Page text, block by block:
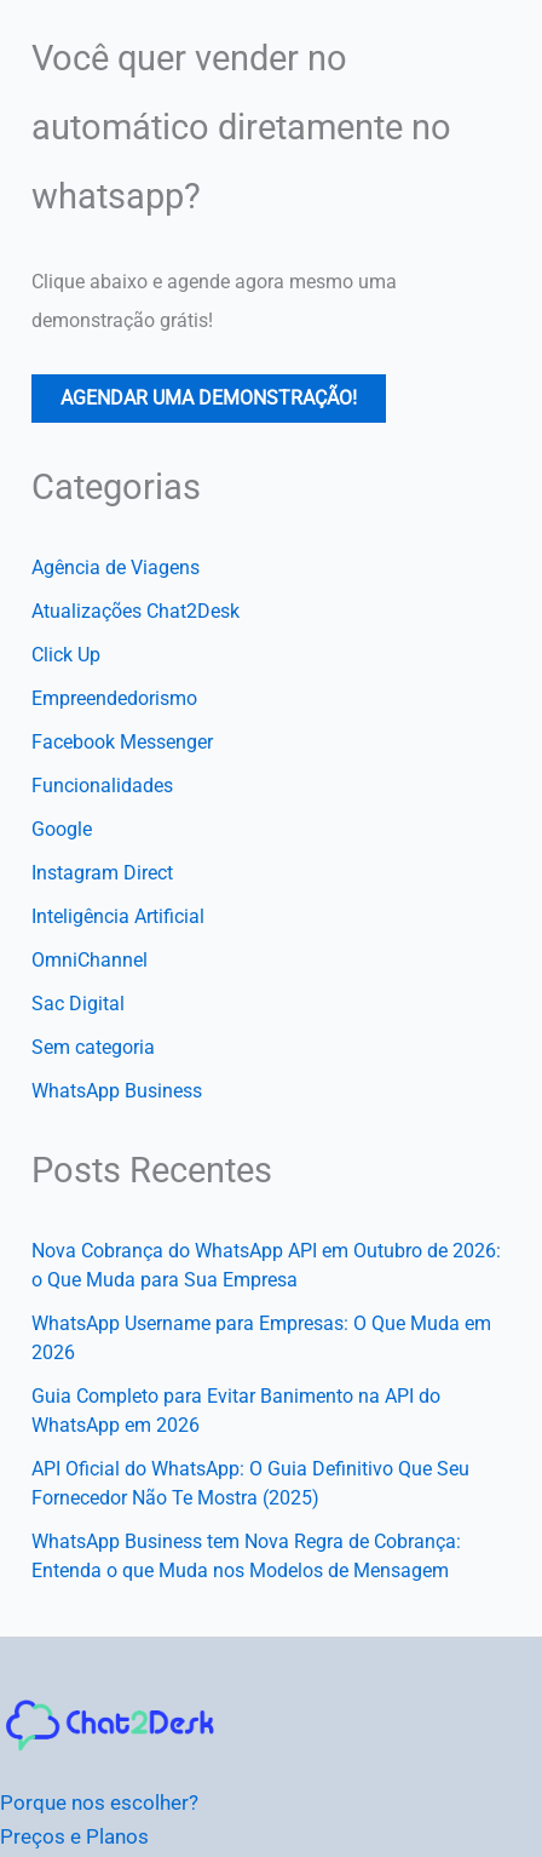
Você quer vender no
automático diretamente no
whatsapp?
Clique abaixo e agende agora mesmo uma
demonstração grátis!
AGENDAR UMA DEMONSTRAÇÃO!
Categorias
Agência de Viagens
Atualizações Chat2Desk
Click Up
Empreendedorismo
Facebook Messenger
Funcionalidades
Google
Instagram Direct
Inteligência Artificial
OmniChannel
Sac Digital
Sem categoria
WhatsApp Business
Posts Recentes
Nova Cobrança do WhatsApp API em Outubro de 2026:
o Que Muda para Sua Empresa
WhatsApp Username para Empresas: O Que Muda em
2026
Guia Completo para Evitar Banimento na API do
WhatsApp em 2026
API Oficial do WhatsApp: O Guia Definitivo Que Seu
Fornecedor Não Te Mostra (2025)
WhatsApp Business tem Nova Regra de Cobrança:
Entenda o que Muda nos Modelos de Mensagem
Porque nos escolher?
Preços e Planos
Instagram
Facebook